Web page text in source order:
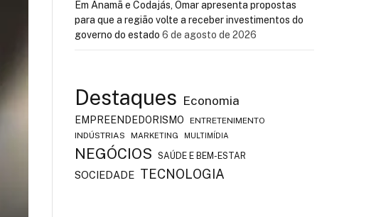
Em Anamã e Codajás, Omar apresenta propostas
para que a região volte a receber investimentos do
governo do estado 6 de agosto de 2026
Destaques Economia
EMPREENDEDORISMO
ENTRETENIMENTO
INDÚSTRIAS
MARKETING MULTIMÍDIA
NEGÓCIOS SAÚDE E BEM-ESTAR
SOCIEDADE TECNOLOGIA